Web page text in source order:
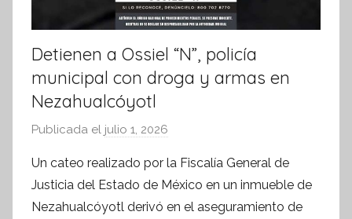
Detienen a Ossiel “N”, policía
municipal con droga y armas en
Nezahualcóyotl
Publicada el julio 1, 2026
r
S
í
Un cateo realizado por la Fiscalía General de
Justicia del Estado de México en un inmueble de
Nezahualcóyotl derivó en el aseguramiento de